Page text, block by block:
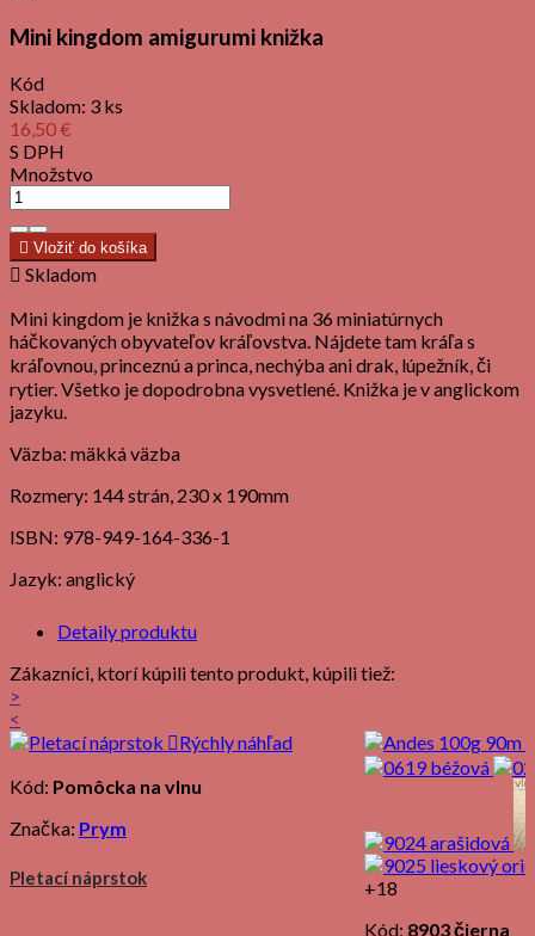
Mini kingdom amigurumi knižka
Kód
Skladom: 3 ks
16,50 €
S DPH
Množstvo
 Vložiť do košíka
 Skladom
Mini kingdom je knižka s návodmi na 36 miniatúrnych
háčkovaných obyvateľov kráľovstva. Nájdete tam kráľa s
kráľovnou, princeznú a princa, nechýba ani drak, lúpežník, či
rytier. Všetko je dopodrobna vysvetlené. Knižka je v anglickom
jazyku.
Väzba: mäkká väzba
Rozmery: 144 strán, 230 x 190mm
ISBN: 978-949-164-336-1
Jazyk: anglický
Detaily produktu
Zákazníci, ktorí kúpili tento produkt, kúpili tiež:
>
<
Rýchly náhľad
Kód: Pomôcka na vlnu
Značka: Prym
Pletací náprstok
+18
Kód: 8903 čierna